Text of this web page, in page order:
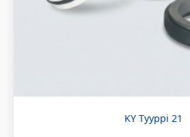
KY Tyyppi 21